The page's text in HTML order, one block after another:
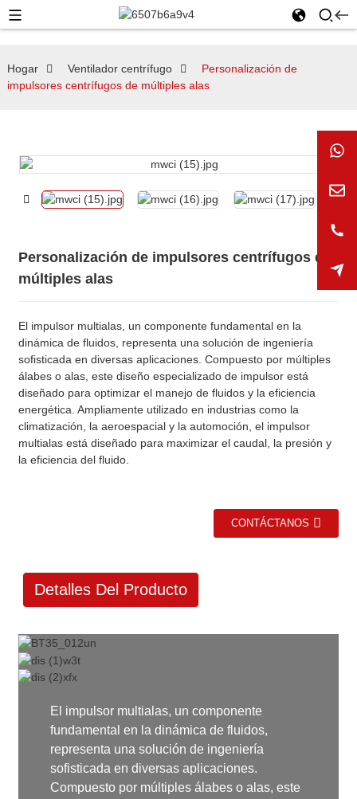
Hogar Ventilador centrífugo
Personalización de
impulsores centrífugos de múltiples alas
Personalización de impulsores centrífugos de
múltiples alas
El impulsor multialas, un componente fundamental en la
dinámica de fluidos, representa una solución de ingeniería
sofisticada en diversas aplicaciones. Compuesto por múltiples
álabes o alas, este diseño especializado de impulsor está
diseñado para optimizar el manejo de fluidos y la eficiencia
energética. Ampliamente utilizado en industrias como la
climatización, la aeroespacial y la automoción, el impulsor
multialas está diseñado para maximizar el caudal, la presión y
la eficiencia del fluido.
CONTÁCTANOS
Detalles Del Producto
El impulsor multialas, un componente
fundamental en la dinámica de fluidos,
representa una solución de ingeniería
sofisticada en diversas aplicaciones.
Compuesto por múltiples álabes o alas, este